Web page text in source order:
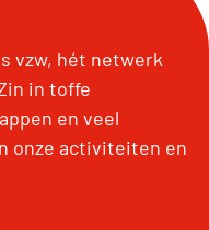
vzw, hét netwerk
in toffe
en veel
onze activiteiten en